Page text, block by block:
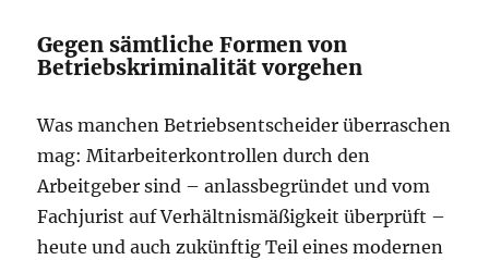
Gegen sämtliche Formen von
Betriebskriminalität vorgehen
Was manchen Betriebsentscheider überraschen
mag: Mitarbeiterkontrollen durch den
Arbeitgeber sind – anlassbegründet und vom
Fachjurist auf Verhältnismäßigkeit überprüft –
heute und auch zukünftig Teil eines modernen